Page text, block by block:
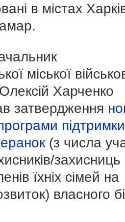
в містах
міської
Олексій Харченко
затвердження
підтримки
(з числа
захисниць
їхніх сімей на
власного